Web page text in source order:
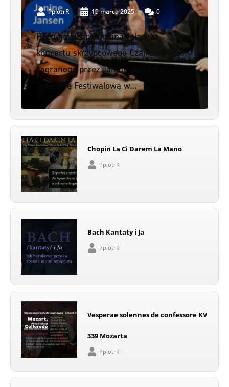
PpiotrR 19 marca 2025 0
Poznaj niezapomnianą relację z
koncertu skrzypcowego Czajkowskiego,
zagranego przez Janine Jansen i
Orkiestrę Festiwalową w…
Chopin La Ci Darem La Mano
PpiotrR
Bach Kantaty i Ja
PpiotrR
Vesperae solennes de confessore KV
339 Mozarta
PpiotrR